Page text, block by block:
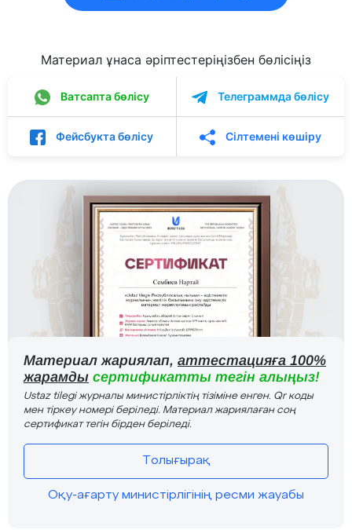
Материал ұнаса әріптестеріңізбен бөлісіңіз
Ватсапта бөлісу Телеграммда бөлісу
Фейсбукта бөлісу Сілтемені көшіру
Материал жариялап, аттестацияға 100%
жарамды сертификатты тегін алыңыз!
Ustaz tilegi журналы министірліктің тізіміне енген. Qr коды
мен тіркеу номері беріледі. Материал жариялаған соң
сертификат тегін бірден беріледі.
Толығырақ
Оқу-ағарту министірлігінің ресми жауабы